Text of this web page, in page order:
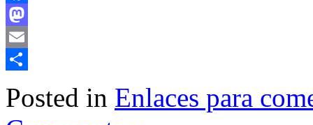
Facebook
Mastodon
Email
Posted in Enlaces para